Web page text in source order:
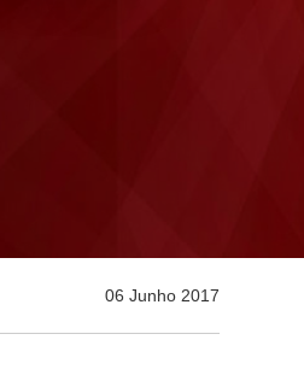
06 Junho 2017